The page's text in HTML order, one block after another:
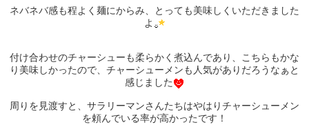
ネバネバ感も程よく麺にからみ、とっても美味しくいただきました
よ
付け合わせのチャーシューも柔らかく煮込んであり、こちらもかな
り美味しかったので、チャーシューメンも人気がありだろうなぁと
感じました
周りを見渡すと、サラリーマンさんたちはやはりチャーシューメン
を頼んでいる率が高かったです！